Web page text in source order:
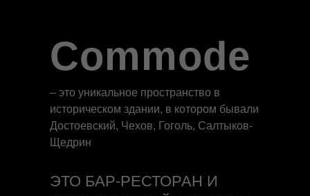
– это уникальное пространство в
историческом здании, в котором бывали
Достоевский, Чехов, Гоголь, Салтыков-
Щедрин
ЭТО БАР-РЕСТОРАН И
Commode